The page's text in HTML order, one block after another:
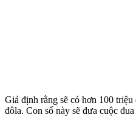
Giả định rằng sẽ có hơn 100
đôla. Con số này sẽ đưa cuộc